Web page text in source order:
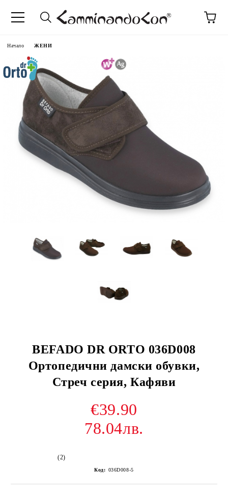
Начало ЖЕНИ
BEFADO DR ORTO 036D008
Ортопедични дамски обувки,
Стреч серия, Кафяви
€39.90
78.04лв.
(2)
Код: 036D008-5